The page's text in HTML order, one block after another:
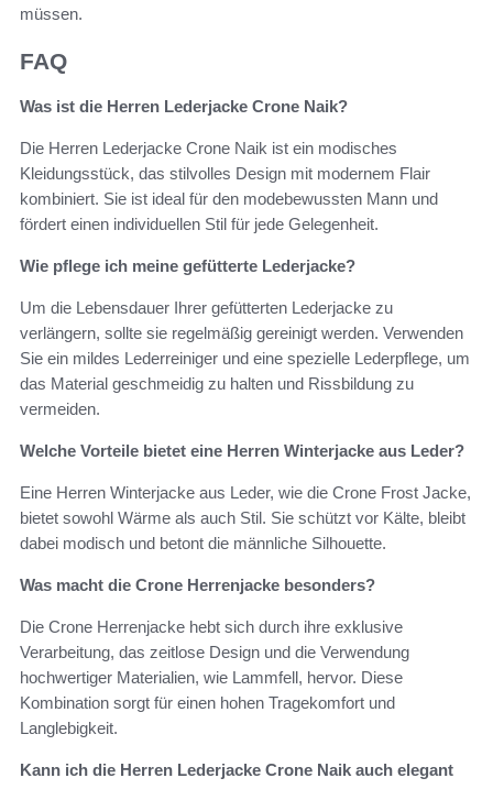
müssen.
FAQ
Was ist die Herren Lederjacke Crone Naik?
Die Herren Lederjacke Crone Naik ist ein modisches
Kleidungsstück, das stilvolles Design mit modernem Flair
kombiniert. Sie ist ideal für den modebewussten Mann und
fördert einen individuellen Stil für jede Gelegenheit.
Wie pflege ich meine gefütterte Lederjacke?
Um die Lebensdauer Ihrer gefütterten Lederjacke zu
verlängern, sollte sie regelmäßig gereinigt werden. Verwenden
Sie ein mildes Lederreiniger und eine spezielle Lederpflege, um
das Material geschmeidig zu halten und Rissbildung zu
vermeiden.
Welche Vorteile bietet eine Herren Winterjacke aus Leder?
Eine Herren Winterjacke aus Leder, wie die Crone Frost Jacke,
bietet sowohl Wärme als auch Stil. Sie schützt vor Kälte, bleibt
dabei modisch und betont die männliche Silhouette.
Was macht die Crone Herrenjacke besonders?
Die Crone Herrenjacke hebt sich durch ihre exklusive
Verarbeitung, das zeitlose Design und die Verwendung
hochwertiger Materialien, wie Lammfell, hervor. Diese
Kombination sorgt für einen hohen Tragekomfort und
Langlebigkeit.
Kann ich die Herren Lederjacke Crone Naik auch elegant